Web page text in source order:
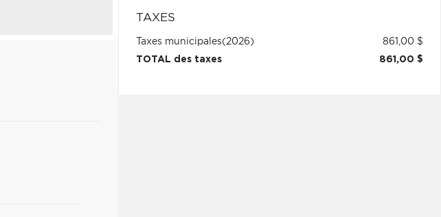
TAXES
Taxes municipales(2026)
861,00 $
TOTAL des taxes
861,00 $